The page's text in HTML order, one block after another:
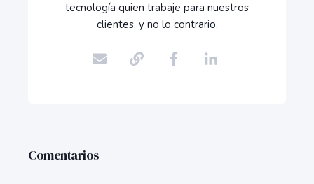
tecnología quien trabaje para nuestros
clientes, y no lo contrario.
Comentarios